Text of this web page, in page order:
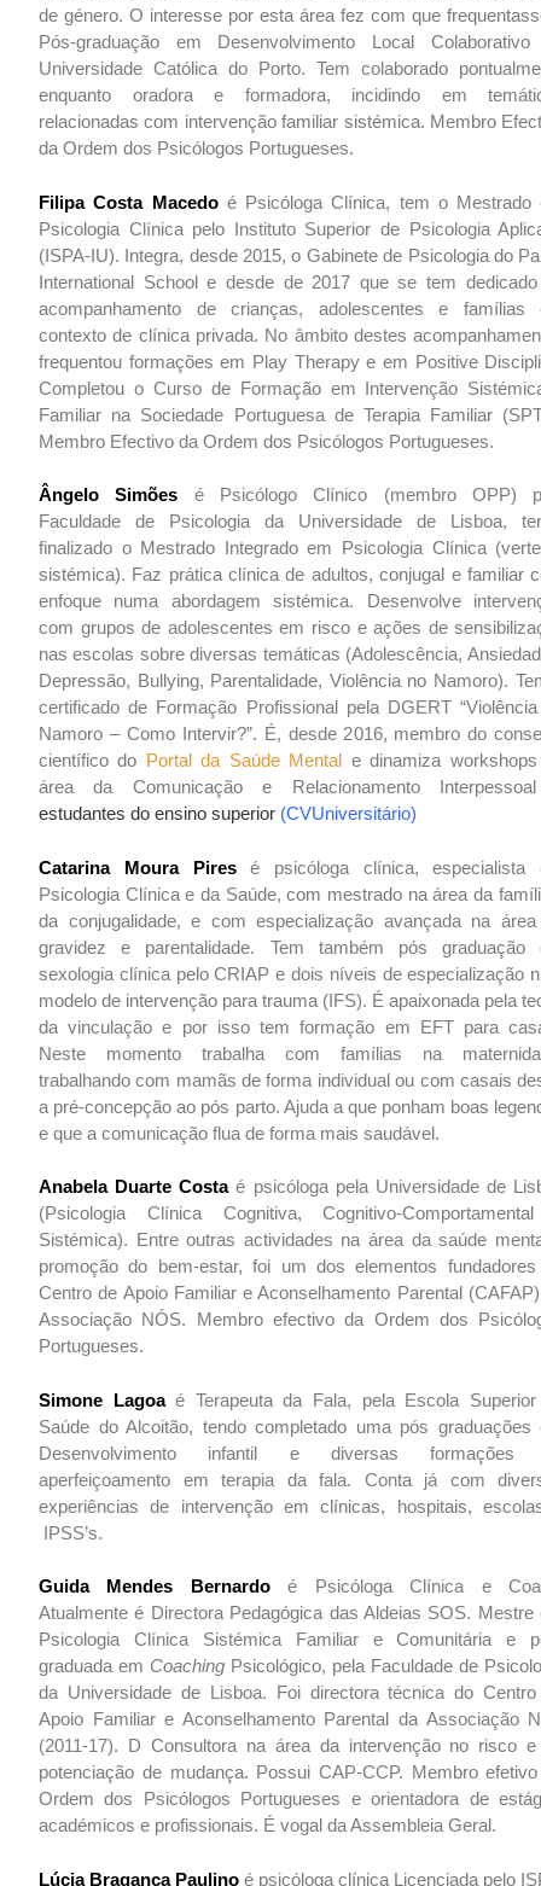
de género. O interesse por esta área fez com que
Pós-graduação em Desenvolvimento Local
Universidade Católica do Porto. Tem colaborado
enquanto oradora e formadora, incidindo em
relacionadas com intervenção familiar sistémica. Membro
da Ordem dos Psicólogos Portugueses.
Filipa Costa Macedoé Psicóloga Clínica, tem o Mestrado
Psicologia Clínica pelo Instituto Superior de Psicologia
(ISPA-IU). Integra, desde 2015, o Gabinete de Psicologia do
International School e desde de 2017 que se tem
acompanhamento de crianças, adolescentes e famílias
contexto de clínica privada. No âmbito destes
frequentou formações em Play Therapy e em Positive
Completou o Curso de Formação em Intervenção
Familiar na Sociedade Portuguesa de Terapia Familiar
Membro Efectivo da Ordem dos Psicólogos Portugueses.
Ângelo Simões é Psicólogo Clínico (membro OPP)
Faculdade de Psicologia da Universidade de Lisboa,
finalizado o Mestrado Integrado em Psicologia Clínica
sistémica). Faz prática clínica de adultos, conjugal e familiar
enfoque numa abordagem sistémica. Desenvolve
com grupos de adolescentes em risco e ações de
nas escolas sobre diversas temáticas (Adolescência,
Depressão, Bullying, Parentalidade, Violência no Namoro).
certificado de Formação Profissional pela DGERT
Namoro – Como Intervir?”. É, desde 2016, membro do
científico do Portal da Saúde Mental e dinamiza
área da Comunicação e Relacionamento
estudantes do ensino superior (CVUniversitário)
Catarina Moura Piresé psicóloga clínica, especialista
Psicologia Clínica e da Saúde, com mestrado na área da
da conjugalidade, e com especialização avançada na
gravidez e parentalidade. Tem também pós graduação
sexologia clínica pelo CRIAP e dois níveis de especialização
modelo de intervenção para trauma (IFS). É apaixonada pela
da vinculação e por isso tem formação em EFT para
Neste momento trabalha com famílias na
trabalhando com mamãs de forma individual ou com casais
a pré-concepção ao pós parto. Ajuda a que ponham boas
e que a comunicação flua de forma mais saudável.
Anabela Duarte Costaé psicóloga pela Universidade de
(Psicologia Clínica Cognitiva, Cognitivo-
Sistémica). Entre outras actividades na área da saúde
promoção do bem-estar, foi um dos elementos
Centro de Apoio Familiar e Aconselhamento Parental
Associação NÓS. Membro efectivo da Ordem dos
Portugueses.
Simone Lagoaé Terapeuta da Fala, pela Escola
Saúde do Alcoitão, tendo completado uma pós graduações
Desenvolvimento infantil e diversas formações
aperfeiçoamento em terapia da fala. Conta já com
experiências de intervenção em clínicas, hospitais,
IPSS’s.
Guida Mendes Bernardoé Psicóloga Clínica e
Atualmente é Directora Pedagógica das Aldeias SOS. Mestre
Psicologia Clínica Sistémica Familiar e Comunitária e
graduada em Coaching Psicológico, pela Faculdade de
da Universidade de Lisboa. Foi directora técnica do
Apoio Familiar e Aconselhamento Parental da Associação
(2011-17). D Consultora na área da intervenção no risco
potenciação de mudança. Possui CAP-CCP. Membro
Ordem dos Psicólogos Portugueses e orientadora de
académicos e profissionais. É vogal da Assembleia Geral.
Lúcia Bragança Paulino é psicóloga clínica Licenciada pelo